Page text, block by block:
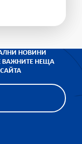
НОВИНИ
ВАЖНИТЕ НЕЩА